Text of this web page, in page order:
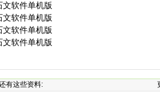
文软件单机版
文软件单机版
文软件单机版
文软件单机版
有这些资料: